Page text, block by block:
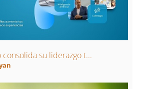
su liderazgo t...